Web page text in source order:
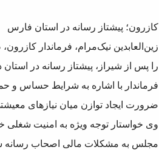
کازرون؛ پیشتاز رسانه در استان فارس
زین‌العابدین نیک‌مرام، فرماندار
را پس از شیراز، پیشتاز رسانه در
فرماندار با اشاره به شرایط حساس و
ضرورت ایجاد توازن میان نیازهای
وی خواستار توجه ویژه به امنیت شغلی
مجلس به مشکلات مالی اصحاب رسانه